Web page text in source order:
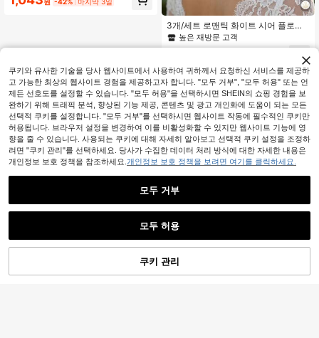
고 자국이 남지 않는 부드러운 촉감의
3개/세트 로맨틱 화이트 시어 플로럴
U자형 헤어 클립, 수제 비즈 진주 신부
헤드피스, 신부 들러리 헤어스타일에
높은 재방문 고객
50% 할인!
쿠키와 유사한 기술을 당사 웹사이트에서 사용하여 귀하께서 요청하신 서비스를 제공하
고 가능한 최상의 웹사이트 경험을 제공하고자 합니다. "모두 거부", "모두 허용" 또는 언
제든 선호도를 설정할 수 있습니다. "모두 허용"을 선택하시면 SHEIN의 쇼핑 경험을 보
완하기 위해 트래픽 분석, 향상된 기능 제공, 콘텐츠 및 광고 개인화에 도움이 되는 모든
선택적 쿠키를 설정합니다. "모두 거부"를 선택하시면 웹사이트 작동에 필수적인 쿠키만
허용됩니다. 브라우저 설정을 변경하여 이를 비활성화할 수 있지만 웹사이트 기능에 영
향을 줄 수 있습니다. 사용되는 쿠키에 대해 자세히 알아보고 선택적 쿠키 설정을 조정하
려면 "쿠키 관리"를 선택하세요. 당사가 수집한 데이터 처리 방식에 대한 자세한 내용은
개인정보 보호 정책을 참조하세요. 개인정보 보호 정책을 보려면 여기를 클릭하세요.
모두 거부
모두 허용
쿠키 관리